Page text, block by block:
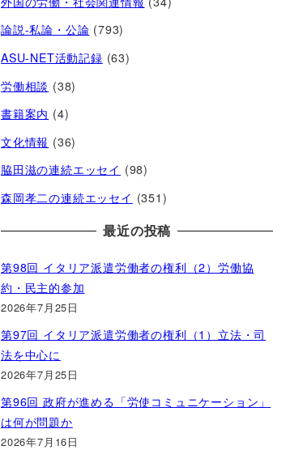
論説-私論・公論 (793)
ASU-NET活動記録 (63)
労働相談 (38)
書籍案内 (4)
文化情報 (36)
脇田滋の連続エッセイ (98)
森岡孝二の連続エッセイ (351)
最近の投稿
第98回 イタリア派遣労働者の権利（2）労働協
約・民主的参加
2026年7月25日
第97回 イタリア派遣労働者の権利（1）立法・司
法を中心に
2026年7月25日
第96回 政府が進める「労使コミュニケーション」
は何が問題か
2026年7月16日